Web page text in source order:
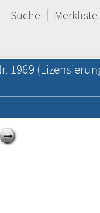
Suche Merkliste
1969